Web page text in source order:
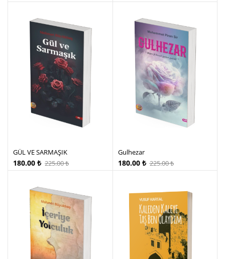
GÜL VE SARMAŞIK
225.00₺
180.00 ₺
Gulhezar
225.00₺
180.00 ₺